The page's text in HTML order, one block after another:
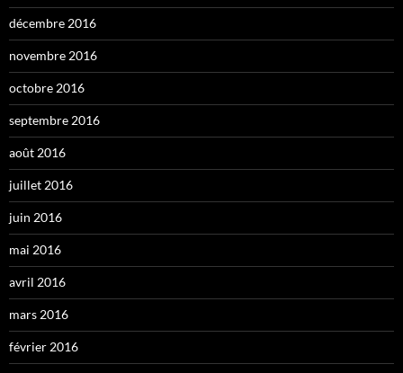
décembre 2016
novembre 2016
octobre 2016
septembre 2016
août 2016
juillet 2016
juin 2016
mai 2016
avril 2016
mars 2016
février 2016